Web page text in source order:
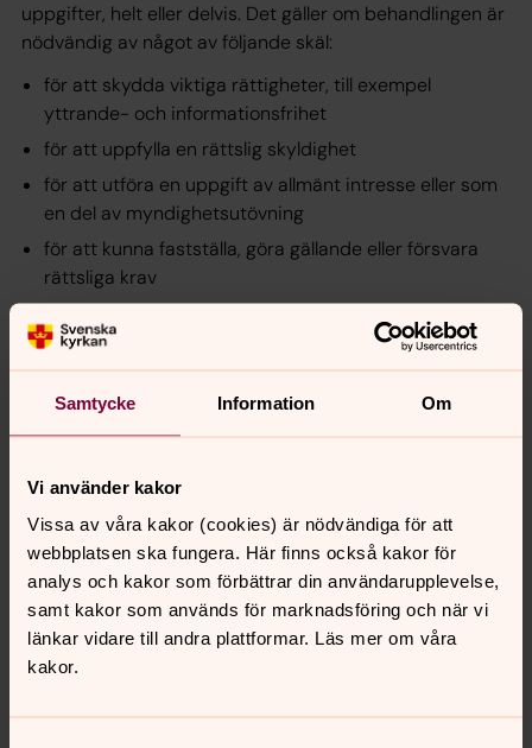
Samtycke Information Om
Vi använder kakor
Vissa av våra kakor (cookies) är nödvändiga för att
webbplatsen ska fungera. Här finns också kakor för
analys och kakor som förbättrar din användarupplevelse,
samt kakor som används för marknadsföring och när vi
länkar vidare till andra plattformar. Läs mer om våra
kakor.
uppgifter, helt eller delvis. Det gäller om behandlingen är
nödvändig av något av följande skäl:
för att skydda viktiga rättigheter, till exempel
yttrande- och informationsfrihet
för att uppfylla en rättslig skyldighet
för att utföra en uppgift av allmänt intresse eller som
en del av myndighetsutövning
för att kunna fastställa, göra gällande eller försvara
rättsliga krav
vetenskapliga, historiska eller statistiska ändamål
av skäl som rör ett viktigt allmänintresse inom
folkhälsoområdet.
Rätt till skadestånd
Om du har lidit skada på grund av att dina
personuppgifter har behandlats i strid med
dataskyddsförordningen har du rätt att begära
skadestånd.
Rätten att inge klagomål till IMY